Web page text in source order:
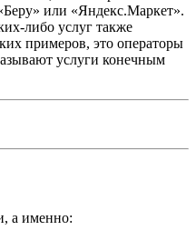
или «Яндекс.Маркет».
либо услуг также
примеров, это операторы
услуги конечным
а именно: